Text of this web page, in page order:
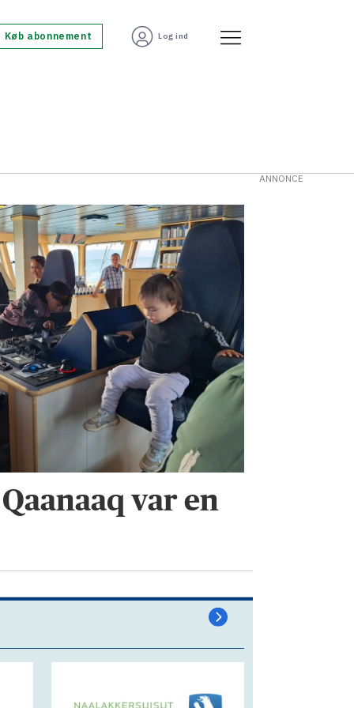
Køb abonnement Log ind
var en
ANNONCE